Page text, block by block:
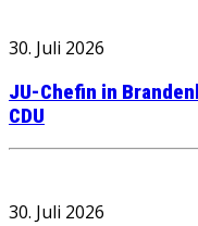
30. Juli 2026
JU-Chefin in
CDU
30. Juli 2026